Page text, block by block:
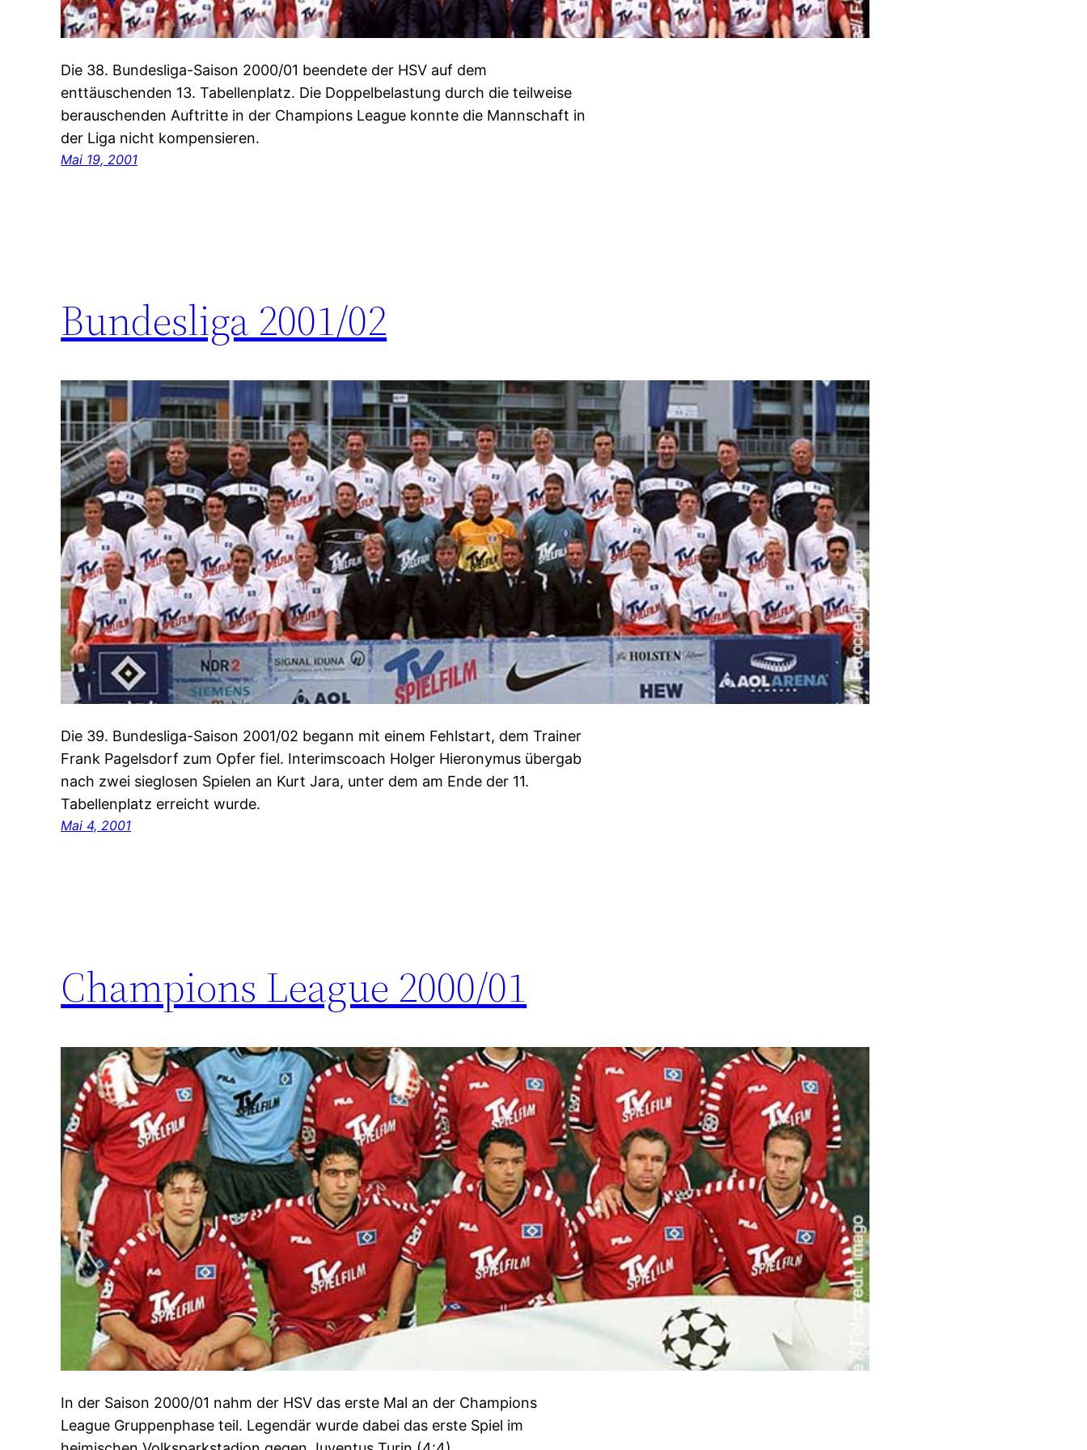
Die 38. Bundesliga-Saison 2000/01 beendete der HSV auf dem
enttäuschenden 13. Tabellenplatz. Die Doppelbelastung durch die teilweise
berauschenden Auftritte in der Champions League konnte die Mannschaft in
der Liga nicht kompensieren.
Mai 19, 2001
Bundesliga 2001/02
Die 39. Bundesliga-Saison 2001/02 begann mit einem Fehlstart, dem Trainer
Frank Pagelsdorf zum Opfer fiel. Interimscoach Holger Hieronymus übergab
nach zwei sieglosen Spielen an Kurt Jara, unter dem am Ende der 11.
Tabellenplatz erreicht wurde.
Mai 4, 2001
Champions League 2000/01
In der Saison 2000/01 nahm der HSV das erste Mal an der Champions
League Gruppenphase teil. Legendär wurde dabei das erste Spiel im